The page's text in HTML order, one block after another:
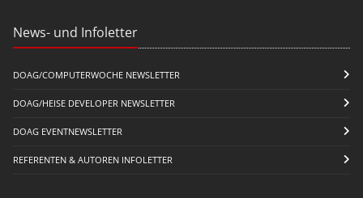
News- und Infoletter
DOAG/COMPUTERWOCHE NEWSLETTER
DOAG/HEISE DEVELOPER NEWSLETTER
DOAG EVENTNEWSLETTER
REFERENTEN & AUTOREN INFOLETTER